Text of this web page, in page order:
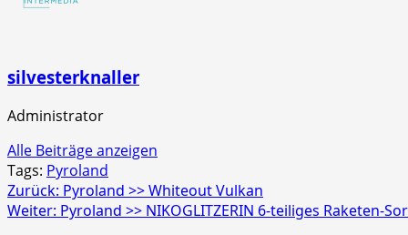
silvesterknaller
Administrator
Alle Beiträge anzeigen
Tags: Pyroland
Beitragsnavigation
Zurück: Pyroland >> Whiteout Vulkan
Weiter: Pyroland >> NIKOGLITZERIN 6-teiliges Raketen-